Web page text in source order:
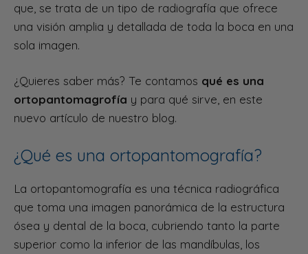
que, se trata de un tipo de radiografía que ofrece
una visión amplia y detallada de toda la boca en una
sola imagen.
¿Quieres saber más? Te contamos qué es una
ortopantomagrofía y para qué sirve, en este
nuevo artículo de nuestro blog.
¿Qué es una ortopantomografía?
La ortopantomografía es una técnica radiográfica
que toma una imagen panorámica de la estructura
ósea y dental de la boca, cubriendo tanto la parte
superior como la inferior de las mandíbulas, los